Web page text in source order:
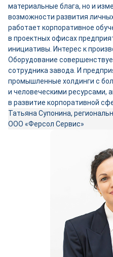
материальные блага, но и
возможности развития
работает корпоративное
в проектных офисах
инициативы. Интерес к
Оборудование
сотрудника завода. И
промышленные холдинги с
и человеческими ресурсами,
в развитие корпоративной
Татьяна Супонина,
ООО «Ферсол Сервис»